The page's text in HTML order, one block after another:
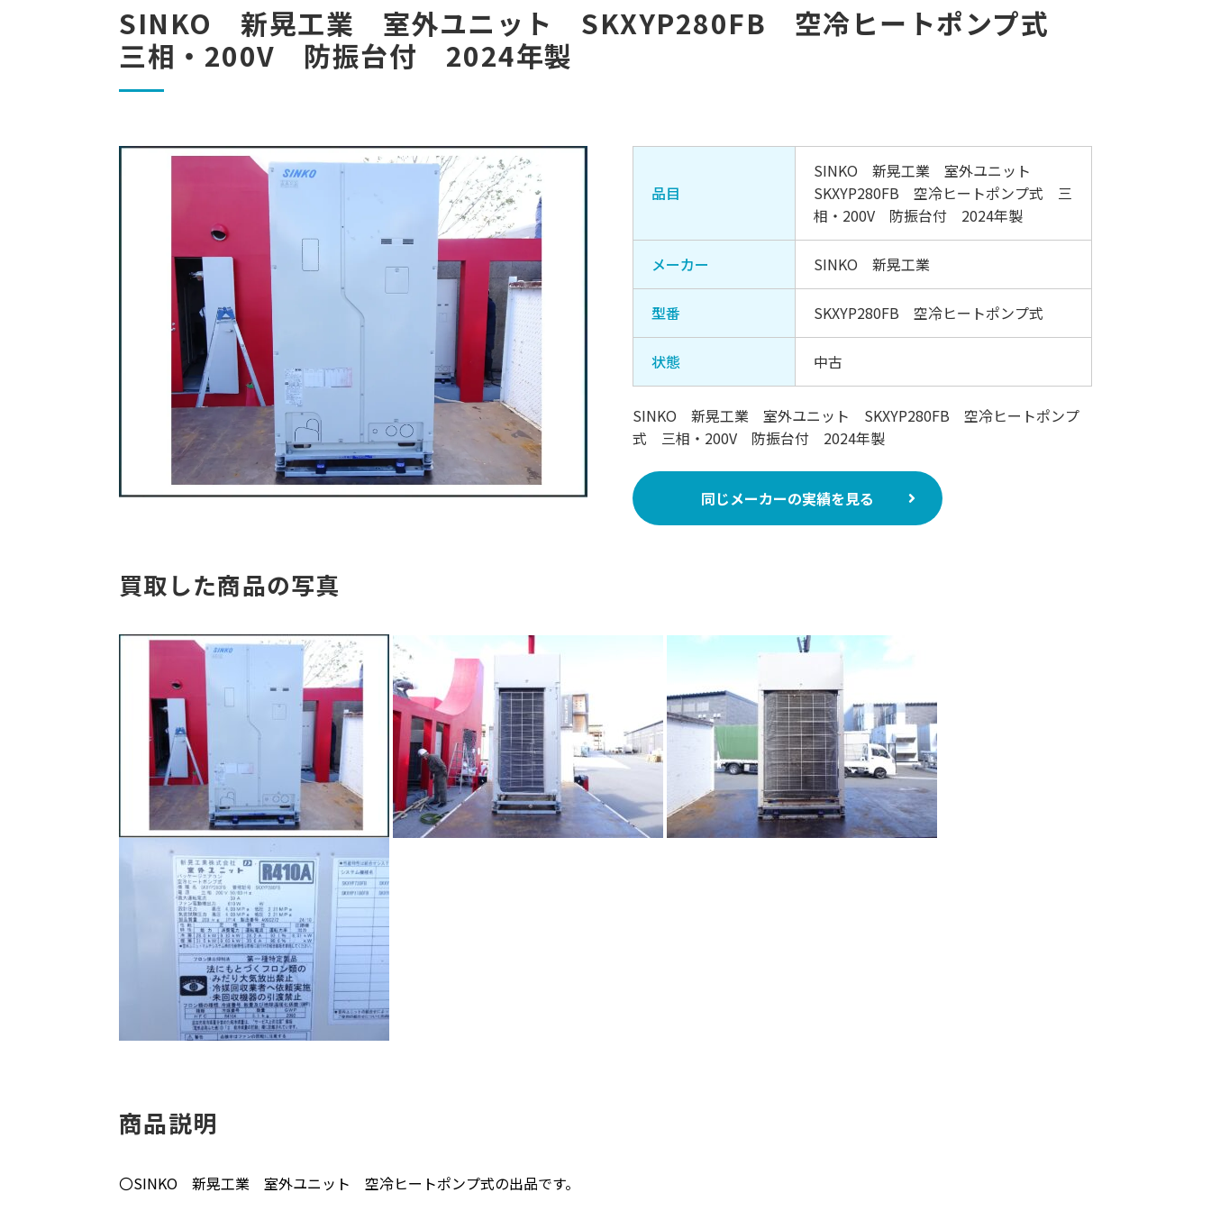
SINKO 新晃工業 室外ユニット SKXYP280FB 空冷ヒートポンプ式
三相・200V 防振台付 2024年製
品目
SINKO 新晃工業 室外ユニット
SKXYP280FB 空冷ヒートポンプ式 三
相・200V 防振台付 2024年製
メーカー SINKO 新晃工業
型番 SKXYP280FB 空冷ヒートポンプ式
状態 中古
SINKO 新晃工業 室外ユニット SKXYP280FB 空冷ヒートポンプ
式 三相・200V 防振台付 2024年製
同じメーカーの実績を見る
買取した商品の写真
商品説明
〇SINKO 新晃工業 室外ユニット 空冷ヒートポンプ式の出品です。